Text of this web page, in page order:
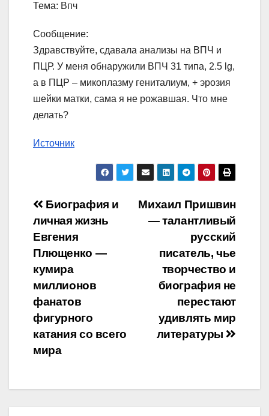
Тема: Впч
Сообщение:
Здравствуйте, сдавала анализы на ВПЧ и
ПЦР. У меня обнаружили ВПЧ 31 типа, 2.5 lg,
а в ПЦР – микоплазму гениталиум, + эрозия
шейки матки, сама я не рожавшая. Что мне
делать?
Источник
Навигация
по
записям
Михаил Пришвин
— талантливый
русский
писатель, чье
творчество и
биография не
перестают
удивлять мир
литературы
Биография и
личная жизнь
Евгения
Плющенко —
кумира
миллионов
фанатов
фигурного
катания со всего
мира